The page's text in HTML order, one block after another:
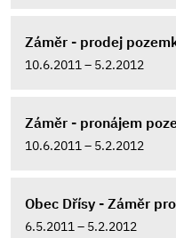
Záměr - prodej
10.6.2011 – 5.2.2012
Záměr - pronájem
10.6.2011 – 5.2.2012
Obec Dřísy - Záměr
6.5.2011 – 5.2.2012